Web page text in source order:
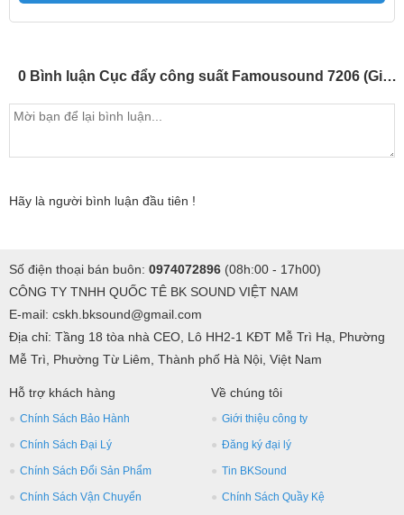
0 Bình luận Cục đẩy công suất Famousound 7206 (Giá 1 chiếc)
Hãy là người bình luận đầu tiên !
Số điện thoại bán buôn: 0974072896 (08h:00 - 17h00)
CÔNG TY TNHH QUỐC TÊ BK SOUND VIỆT NAM
E-mail: cskh.bksound@gmail.com
Địa chỉ: Tầng 18 tòa nhà CEO, Lô HH2-1 KĐT Mễ Trì Hạ, Phường
Mễ Trì, Phường Từ Liêm, Thành phố Hà Nội, Việt Nam
Hỗ trợ khách hàng
Chính Sách Bảo Hành
Chính Sách Đại Lý
Chính Sách Đổi Sản Phẩm
Chính Sách Vận Chuyển
Về chúng tôi
Giới thiệu công ty
Đăng ký đại lý
Tin BKSound
Chính Sách Quầy Kệ